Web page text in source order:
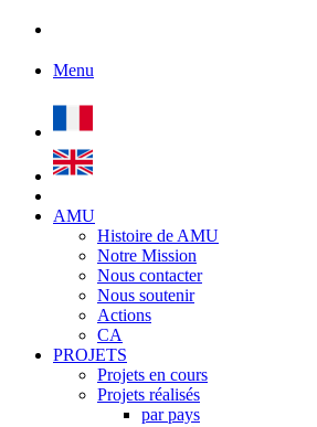
Menu
AMU
Histoire de AMU
Notre Mission
Nous contacter
Nous soutenir
Actions
CA
PROJETS
Projets en cours
Projets réalisés
par pays